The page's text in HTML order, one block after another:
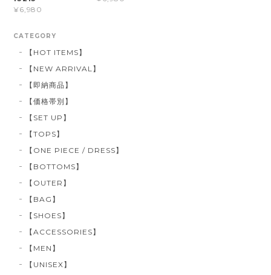
¥6,980
CATEGORY
【HOT ITEMS】
【NEW ARRIVAL】
【即納商品】
【価格帯別】
【SET UP】
【TOPS】
【ONE PIECE / DRESS】
【BOTTOMS】
【OUTER】
【BAG】
【SHOES】
【ACCESSORIES】
【MEN】
【UNISEX】